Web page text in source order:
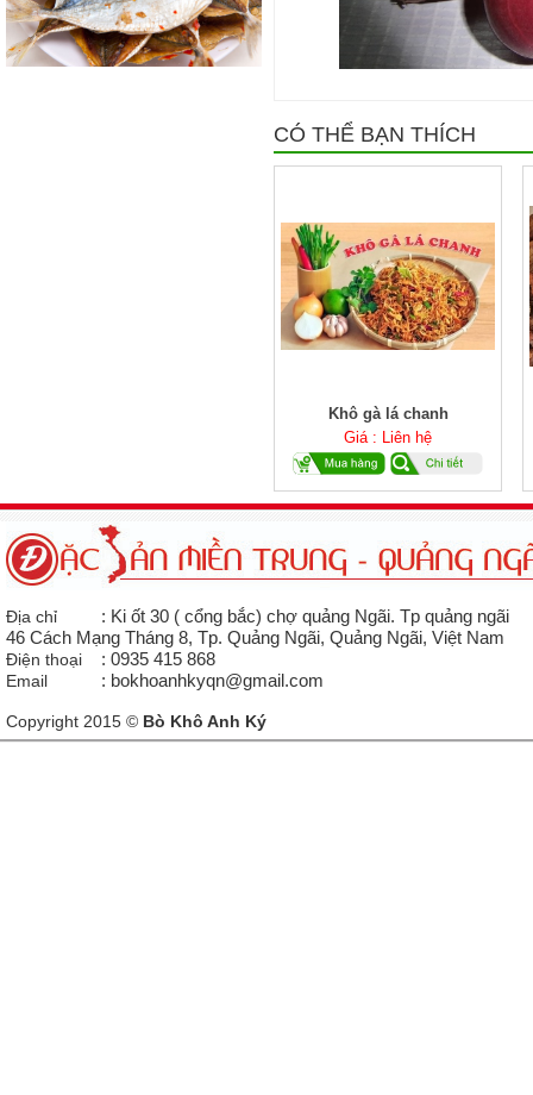
CÓ THỂ BẠN THÍCH
Khô gà lá chanh
Giá : Liên hệ
Địa chỉ
: Ki ốt 30 ( cổng bắc) chợ quảng Ngãi. Tp quảng ngãi
46 Cách Mạng Tháng 8, Tp. Quảng Ngãi, Quảng Ngãi, Việt Nam
Điện thoại
: 0935 415 868
Email
: bokhoanhkyqn@gmail.com
Copyright 2015 © Bò Khô Anh Ký